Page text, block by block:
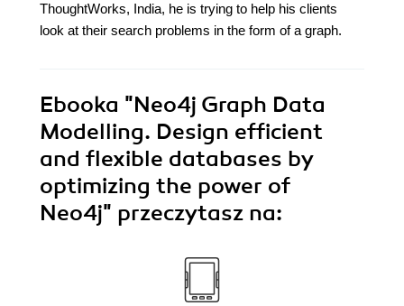
ThoughtWorks, India, he is trying to help his clients
look at their search problems in the form of a graph.
Ebooka "Neo4j Graph Data
Modelling. Design efficient
and flexible databases by
optimizing the power of
Neo4j" przeczytasz na: